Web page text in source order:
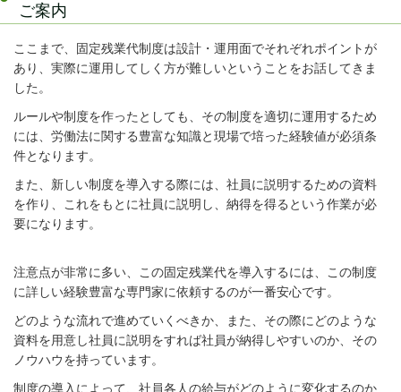
ご案内
ここまで、 固定残業代制度は設計・運用面でそれぞれポイントが
あり、実際に運用してしく方が難しいということをお話してきま
した。
ルールや制度を作ったとしても、その制度を適切に運用するため
には、労働法に関する豊富な知識と現場で培った経験値が必須条
件となります。
また、新しい制度を導入する際には、社員に説明するための資料
を作り、これをもとに社員に説明し、納得を得るという作業が必
要になります。
注意点が非常に多い、この固定残業代を導入するには、この制度
に詳しい経験豊富な専門家に依頼するのが一番安心です。
どのような流れで進めていくべきか、また、その際にどのような
資料を用意し社員に説明をすれば社員が納得しやすいのか、その
ノウハウを持っています。
制度の導入によって、社員各人の給与がどのように変化するのか